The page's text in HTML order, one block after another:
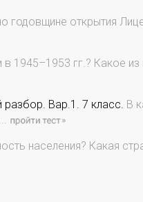
годовщине открытия
1945–1953 гг.? Какое
Вар.1. 7 класс. В
населения? Какая